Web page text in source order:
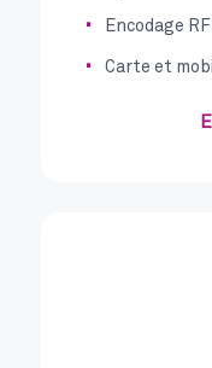
Encodage
Carte et